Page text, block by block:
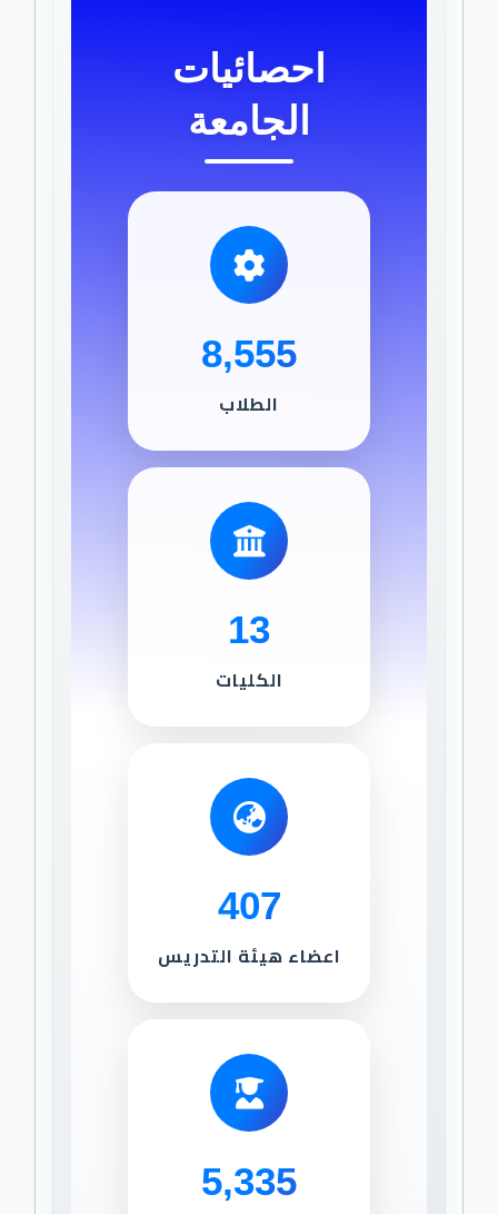
احصائيات
الجامعة
8,555
الطلاب
13
الكليات
407
اعضاء هيئة التدريس
5,335